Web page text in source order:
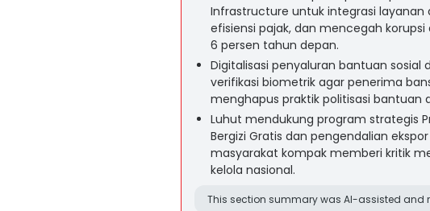
Infrastructure untuk integrasi layanan
efisiensi pajak, dan mencegah
6 persen tahun depan.
Digitalisasi penyaluran bantuan sosial
verifikasi biometrik agar penerima
menghapus praktik politisasi bantuan
Luhut mendukung program strategis
Bergizi Gratis dan pengendalian
masyarakat kompak memberi kritik
kelola nasional.
This section summary was AI-assisted and